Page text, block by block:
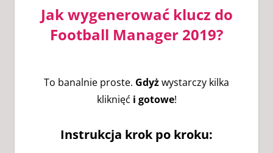
Jak wygenerować klucz do
Football Manager 2019?
To banalnie proste. Gdyżwystarczy kilka
kliknięć i gotowe!
Instrukcja krok po kroku: